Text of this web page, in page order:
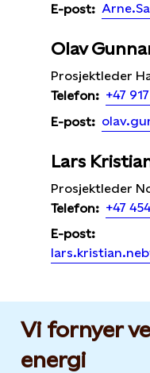
E-post:
Olav
Prosjektleder
Telefon: +47
E-post:
Lars
Prosjektleder
Telefon: +47
E-post:
Vi fornyer
energi